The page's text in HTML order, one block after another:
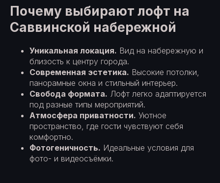
Почему выбирают лофт на
Саввинской набережной
Уникальная локация. Вид на набережную и
близость к центру города.
Современная эстетика. Высокие потолки,
панорамные окна и стильный интерьер.
Свобода формата. Лофт легко адаптируется
под разные типы мероприятий.
Атмосфера приватности. Уютное
пространство, где гости чувствуют себя
комфортно.
Фотогеничность. Идеальные условия для
фото- и видеосъёмки.